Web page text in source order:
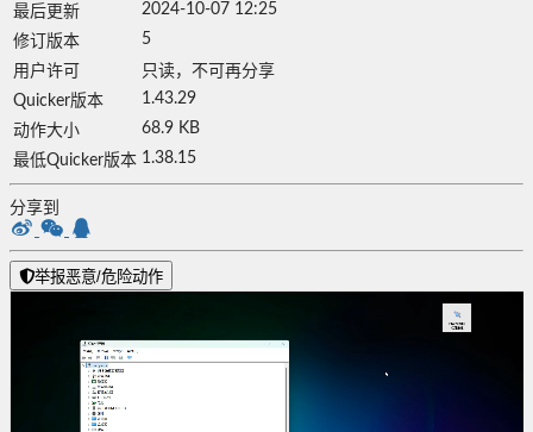
最后更新
2024-10-07 12:25
修订版本
5
用户许可
只读，不可再分享
Quicker版本
1.43.29
动作大小
68.9 KB
最低Quicker版本 1.38.15
分享到
举报恶意/危险动作